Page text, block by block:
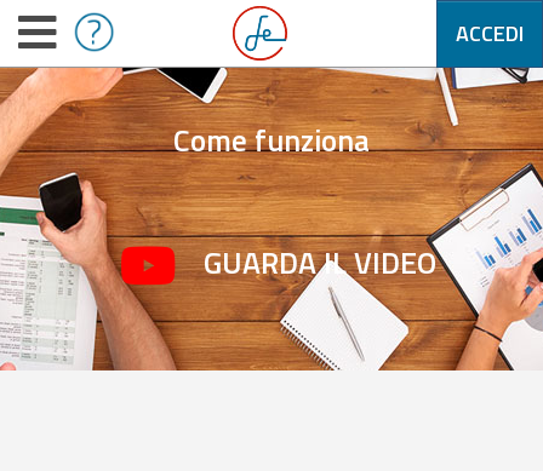
ACCEDI
Come funziona
GUARDA IL VIDEO